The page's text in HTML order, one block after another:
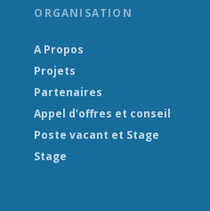
ORGANISATION
A Propos
Projets
Partenaires
Appel d'offres et conseil
Poste vacant et Stage
Stage